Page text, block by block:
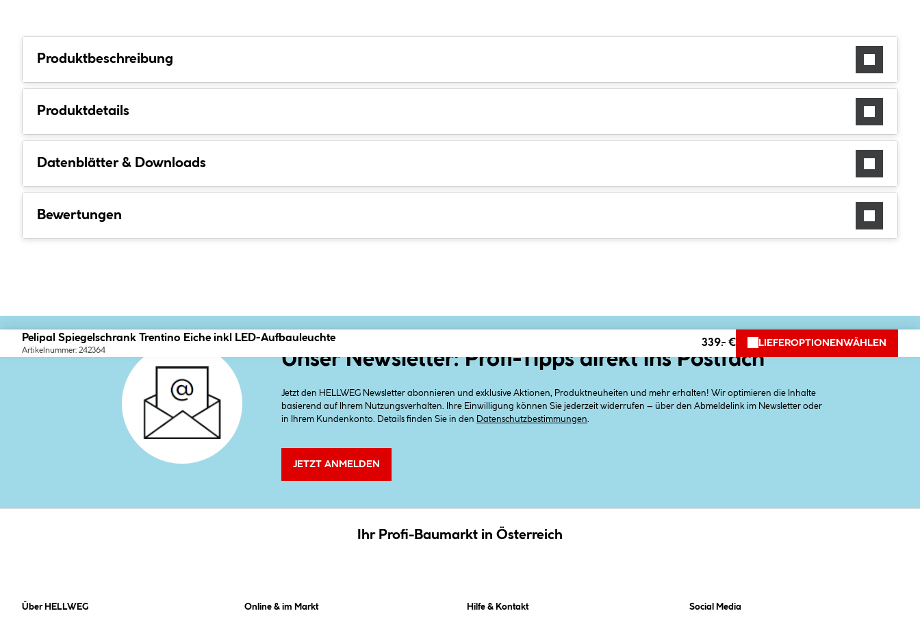
Produktbeschreibung
Produktdetails
Datenblätter & Downloads
Bewertungen
Pelipal Spiegelschrank Trentino Eiche inkl LED-Aufbauleuchte
Artikelnummer: 242364
339.- € LIEFEROPTIONEN WÄHLEN
Unser Newsletter: Profi-Tipps direkt ins Postfach
Jetzt den HELLWEG Newsletter abonnieren und exklusive Aktionen, Produktneuheiten und mehr erhalten! Wir optimieren die Inhalte
basierend auf Ihrem Nutzungsverhalten. Ihre Einwilligung können Sie jederzeit widerrufen – über den Abmeldelink im Newsletter oder
in Ihrem Kundenkonto. Details finden Sie in den
Datenschutzbestimmungen
JETZT ANMELDEN
Ihr Profi-Baumarkt in Österreich
Über HELLWEG Online & im Markt Hilfe & Kontakt Social Media